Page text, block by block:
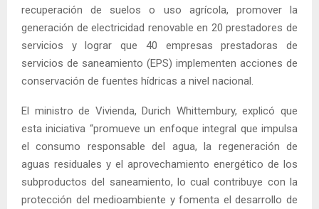
recuperación de suelos o uso agrícola, promover la
generación de electricidad renovable en 20 prestadores de
servicios y lograr que 40 empresas prestadoras de
servicios de saneamiento (EPS) implementen acciones de
conservación de fuentes hídricas a nivel nacional.
El ministro de Vivienda, Durich Whittembury, explicó que
esta iniciativa “promueve un enfoque integral que impulsa
el consumo responsable del agua, la regeneración de
aguas residuales y el aprovechamiento energético de los
subproductos del saneamiento, lo cual contribuye con la
protección del medioambiente y fomenta el desarrollo de